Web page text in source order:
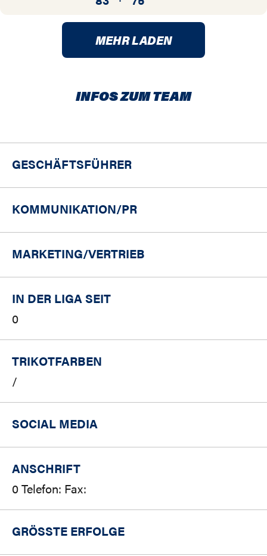
MEHR LADEN
INFOS ZUM TEAM
GESCHÄFTSFÜHRER
KOMMUNIKATION/PR
MARKETING/VERTRIEB
IN DER LIGA SEIT
0
TRIKOTFARBEN
/
SOCIAL MEDIA
ANSCHRIFT
0 Telefon: Fax:
GRÖSSTE ERFOLGE